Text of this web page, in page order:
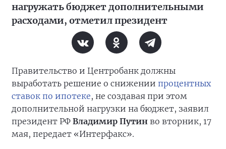
нагружать бюджет дополнительными
расходами, отметил президент
Правительство и Центробанк должны
выработать решение о снижении процентных
ставок по ипотеке, не создавая при этом
дополнительной нагрузки на бюджет, заявил
президент РФ Владимир Путин во вторник, 17
мая, передает «Интерфакс».